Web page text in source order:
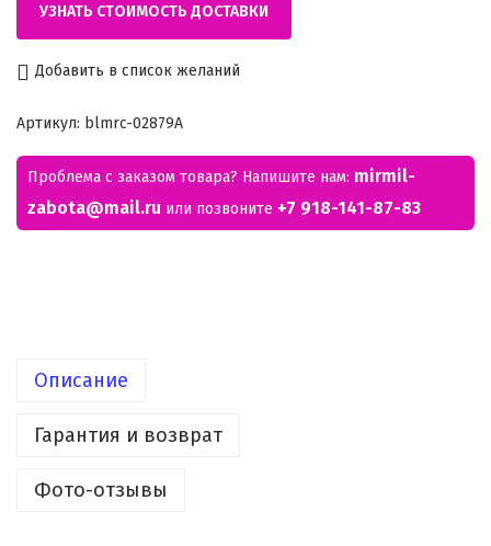
УЗНАТЬ СТОИМОСТЬ ДОСТАВКИ
Добавить в список желаний
Артикул: blmrc-02879A
Проблема с заказом товара? Напишите нам: mirmil-
zabota@mail.ru или позвоните +7 918-141-87-83
Описание
Гарантия и возврат
Фото-отзывы